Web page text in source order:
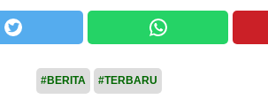
#BERITA #TERBARU